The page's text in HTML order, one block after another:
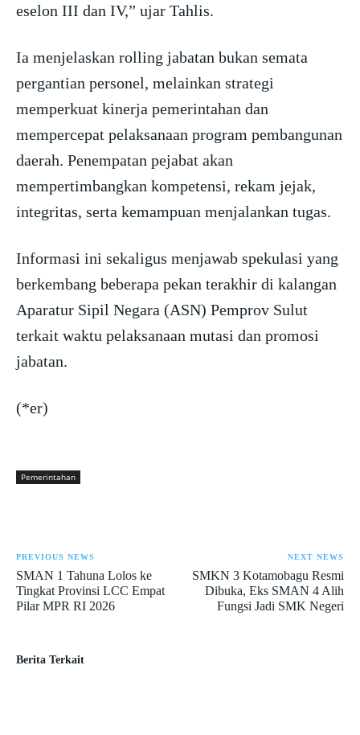
eselon III dan IV,” ujar Tahlis.
Ia menjelaskan rolling jabatan bukan semata
pergantian personel, melainkan strategi
memperkuat kinerja pemerintahan dan
mempercepat pelaksanaan program pembangunan
daerah. Penempatan pejabat akan
mempertimbangkan kompetensi, rekam jejak,
integritas, serta kemampuan menjalankan tugas.
Informasi ini sekaligus menjawab spekulasi yang
berkembang beberapa pekan terakhir di kalangan
Aparatur Sipil Negara (ASN) Pemprov Sulut
terkait waktu pelaksanaan mutasi dan promosi
jabatan.
(*er)
Pemerintahan
PREVIOUS NEWS
SMAN 1 Tahuna Lolos ke
Tingkat Provinsi LCC Empat
Pilar MPR RI 2026
NEXT NEWS
SMKN 3 Kotamobagu Resmi
Dibuka, Eks SMAN 4 Alih
Fungsi Jadi SMK Negeri
Berita Terkait